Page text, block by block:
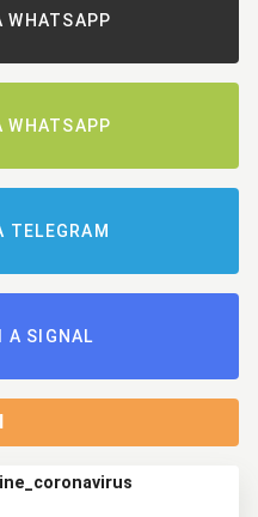
WHATSAPP
WHATSAPP
TELEGRAM
A SIGNAL